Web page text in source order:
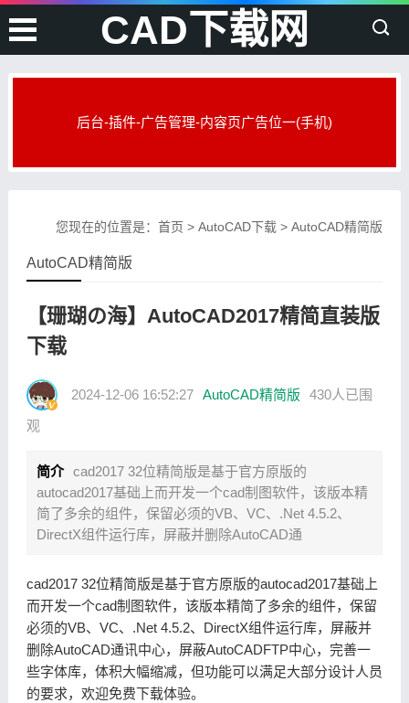
CAD下载网
后台-插件-广告管理-内容页广告位一(手机)
您现在的位置是：首页 >AutoCAD下载 >AutoCAD精简版
AutoCAD精简版
【珊瑚の海】AutoCAD2017精简直装版
下载
2024-12-06 16:52:27 AutoCAD精简版
430人已围
观
简介 cad2017 32位精简版是基于官方原版的
autocad2017基础上而开发一个cad制图软件，该版本精
简了多余的组件，保留必须的VB、VC、.Net 4.5.2、
DirectX组件运行库，屏蔽并删除AutoCAD通
cad2017 32位精简版是基于官方原版的autocad2017基础上
而开发一个cad制图软件，该版本精简了多余的组件，保留
必须的VB、VC、.Net 4.5.2、DirectX组件运行库，屏蔽并
删除AutoCAD通讯中心，屏蔽AutoCADFTP中心，完善一
些字体库，体积大幅缩减，但功能可以满足大部分设计人员
的要求，欢迎免费下载体验。